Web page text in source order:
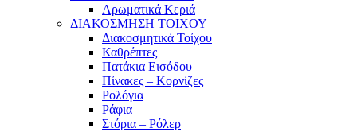
Αρωματικά Κεριά
ΔΙΑΚΟΣΜΗΣΗ ΤΟΙΧΟΥ
Διακοσμητικά Τοίχου
Καθρέπτες
Πατάκια Εισόδου
Πίνακες – Κορνίζες
Ρολόγια
Ράφια
Στόρια – Ρόλερ